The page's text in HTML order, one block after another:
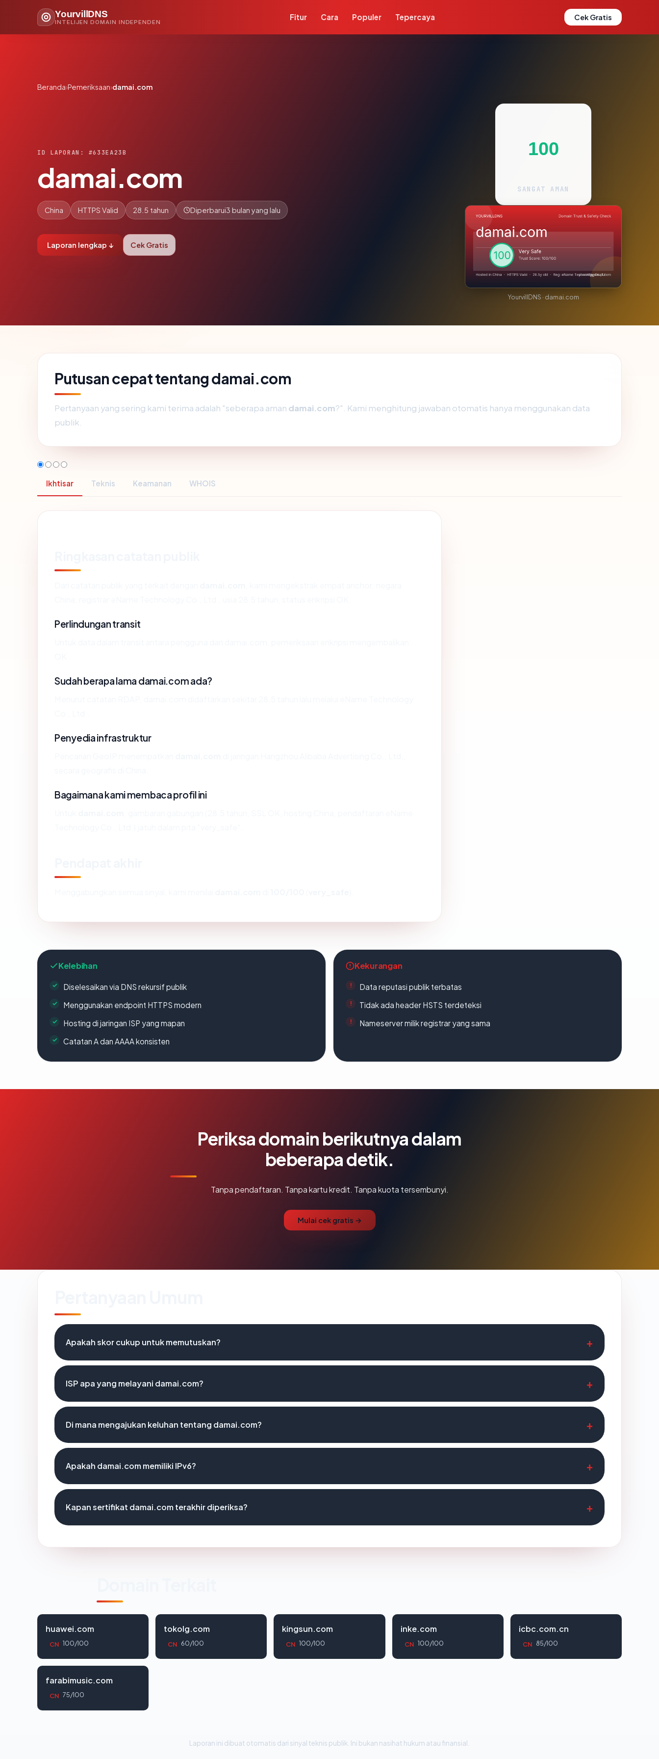
YourvillDNS
INTELIJEN DOMAIN INDEPENDEN
Fitur Cara Populer Tepercaya Cek Gratis
Beranda›Pemeriksaan›damai.com
ID LAPORAN: #633EA23B
damai.com
China HTTPS Valid 28.5 tahun Diperbarui3 bulan yang lalu
Laporan lengkap ↓ Cek Gratis
100
SANGAT AMAN
YourvillDNS · damai.com
Putusan cepat tentang damai.com
Pertanyaan yang sering kami terima adalah "seberapa aman damai.com?". Kami menghitung jawaban otomatis hanya menggunakan data
publik.
Ikhtisar Teknis Keamanan WHOIS
Perlindungan transit
Sudah berapa lama damai.com ada?
Penyedia infrastruktur
Bagaimana kami membaca profil ini
Kelebihan
Diselesaikan via DNS rekursif publik
Menggunakan endpoint HTTPS modern
Hosting di jaringan ISP yang mapan
Catatan A dan AAAA konsisten
Kekurangan
Data reputasi publik terbatas
Tidak ada header HSTS terdeteksi
Nameserver milik registrar yang sama
Periksa domain berikutnya dalam
beberapa detik.
Tanpa pendaftaran. Tanpa kartu kredit. Tanpa kuota tersembunyi.
Mulai cek gratis →
Apakah skor cukup untuk memutuskan?
ISP apa yang melayani damai.com?
Di mana mengajukan keluhan tentang damai.com?
Apakah damai.com memiliki IPv6?
Kapan sertifikat damai.com terakhir diperiksa?
huawei.com
CN 100/100
tokolg.com
CN 60/100
kingsun.com
CN 100/100
inke.com
CN 100/100
icbc.com.cn
CN 85/100
farabimusic.com
CN 75/100
Laporan ini dibuat otomatis dari sinyal teknis publik. Ini bukan nasihat hukum atau finansial.